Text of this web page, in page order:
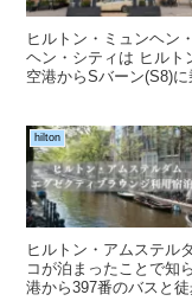
ヒルトン・ミュンヘン
ヘン・シティは ヒルト
空港からSバーン(S8)
hilton
ヒルトン・アムステル
コが泊まったことで知
港から397番のバスと